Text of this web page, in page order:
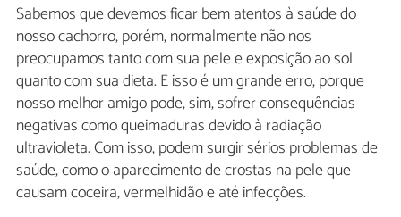
Sabemos que devemos ficar bem atentos à saúde do
nosso cachorro, porém, normalmente não nos
preocupamos tanto com sua pele e exposição ao sol
quanto com sua dieta. E isso é um grande erro, porque
nosso melhor amigo pode, sim, sofrer consequências
negativas como queimaduras devido à radiação
ultravioleta. Com isso, podem surgir sérios problemas de
saúde, como o aparecimento de crostas na pele que
causam coceira, vermelhidão e até infecções.